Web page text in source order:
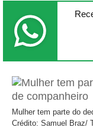
Mulher tem parte do
Crédito: Samuel Braz/